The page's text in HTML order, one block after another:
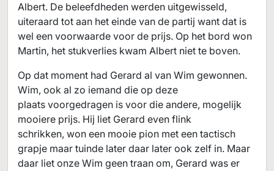
Albert. De beleefdheden werden uitgewisseld,
uiteraard tot aan het einde van de partij want dat is
wel een voorwaarde voor de prijs. Op het bord won
Martin, het stukverlies kwam Albert niet te boven.
Op dat moment had Gerard al van Wim gewonnen.
Wim, ook al zo iemand die op deze
plaats voorgedragen is voor die andere, mogelijk
mooiere prijs. Hij liet Gerard even flink
schrikken, won een mooie pion met een tactisch
grapje maar tuinde later daar later ook zelf in. Maar
daar liet onze Wim geen traan om, Gerard was er